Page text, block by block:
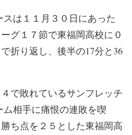
は１１月３０日にあった
グ１７節で東福岡高校に０
折り返し、後半の17分と36
で敗れているサンフレッチ
相手に痛恨の連敗を喫
ち点を２５とした東福岡高